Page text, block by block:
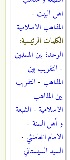
اهل البيت -
المذاهب الاسلامية
الكلمات الرئيسية:
الوحدة بين المسلمين
- التقريب بين
المذاهب - التقريب
بين المذاهب
الاسلامية - الشيعة
و أهل السنة -
الامام الخامنئي -
السيد السيستاني